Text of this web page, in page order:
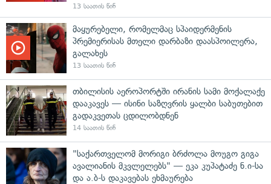
13 საათის წინ
მაყურებელი, რომელმაც სპაიდერმენის
პრემიერისას მთელი დარბაზი დაასპოილერა,
გალახეს
13 საათის წინ
თბილისის აეროპორტში ირანის სამი მოქალაქე
დააკავეს — ისინი საზღვრის ყალბი საბუთებით
გადაკვეთას ცდილობდნენ
14 საათის წინ
"საქართველომ მორიგი ბრძოლა მოუგო გიგა
ავალიანის მკვლელებს" — ეკა კუპატაძე ნ.ი-სა
და ა.ბ-ს დაკავებას ეხმაურება